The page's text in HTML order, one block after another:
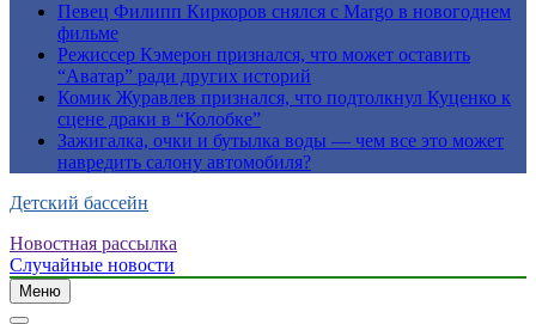
Певец Филипп Киркоров снялся с Margo в новогоднем
фильме
Режиссер Кэмерон признался, что может оставить
“Аватар” ради других историй
Комик Журавлев признался, что подтолкнул Куценко к
сцене драки в “Колобке”
Зажигалка, очки и бутылка воды — чем все это может
навредить салону автомобиля?
Детский бассейн
Новостная рассылка
Случайные новости
Меню